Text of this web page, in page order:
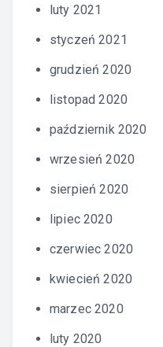
luty 2021
styczeń 2021
grudzień 2020
listopad 2020
październik 2020
wrzesień 2020
sierpień 2020
lipiec 2020
czerwiec 2020
kwiecień 2020
marzec 2020
luty 2020